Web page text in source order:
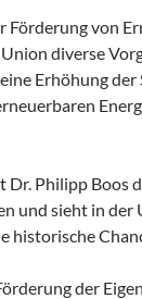
von
diverse
Erhöhung der
Dr. Philipp Boos
und sieht in der
historische
der